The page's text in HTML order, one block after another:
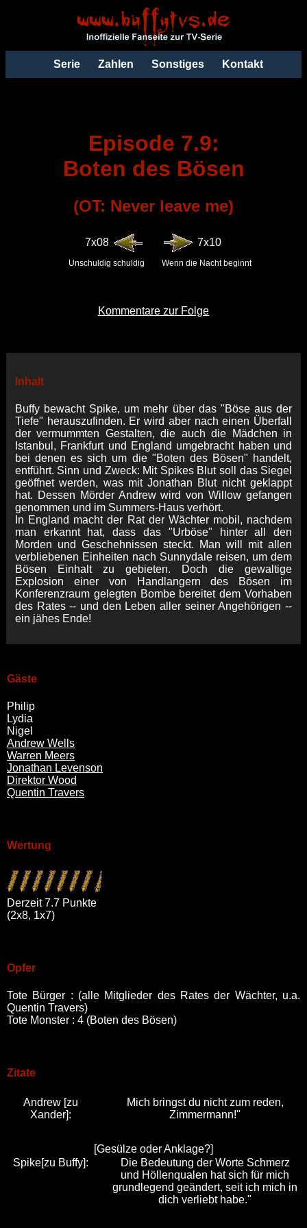
Serie Zahlen Sonstiges Kontakt
Episode 7.9:
Boten des Bösen
(OT: Never leave me)
7x08 7x10
Unschuldig schuldig Wenn die Nacht beginnt
Kommentare zur Folge
Inhalt
Buffy bewacht Spike, um mehr über das "Böse aus der
Tiefe" herauszufinden. Er wird aber nach einen Überfall
der vermummten Gestalten, die auch die Mädchen in
Istanbul, Frankfurt und England umgebracht haben und
bei denen es sich um die "Boten des Bösen" handelt,
entführt. Sinn und Zweck: Mit Spikes Blut soll das Siegel
geöffnet werden, was mit Jonathan Blut nicht geklappt
hat. Dessen Mörder Andrew wird von Willow gefangen
genommen und im Summers-Haus verhört.
In England macht der Rat der Wächter mobil, nachdem
man erkannt hat, dass das "Urböse" hinter all den
Morden und Geschehnissen steckt. Man will mit allen
verbliebenen Einheiten nach Sunnydale reisen, um dem
Bösen Einhalt zu gebieten. Doch die gewaltige
Explosion einer von Handlangern des Bösen im
Konferenzraum gelegten Bombe bereitet dem Vorhaben
des Rates -- und den Leben aller seiner Angehörigen --
ein jähes Ende!
Gäste
Philip
Lydia
Nigel
Andrew Wells
Warren Meers
Jonathan Levenson
Direktor Wood
Quentin Travers
Wertung
Derzeit 7.7 Punkte
(2x8, 1x7)
Opfer
Tote Bürger : (alle Mitglieder des Rates der Wächter, u.a.
Quentin Travers)
Tote Monster : 4 (Boten des Bösen)
Zitate
Andrew [zu
Xander]:
Mich bringst du nicht zum reden,
Zimmermann!"
[Gesülze oder Anklage?]
Spike[zu Buffy]:
Die Bedeutung der Worte Schmerz
und Höllenqualen hat sich für mich
grundlegend geändert, seit ich mich in
dich verliebt habe."